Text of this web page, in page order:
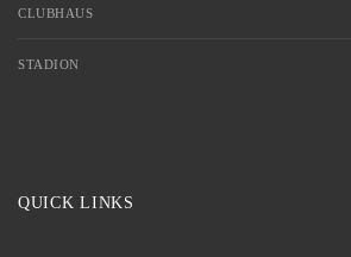
CLUBHAUS
STADION
QUICK LINKS